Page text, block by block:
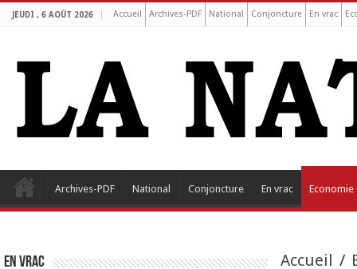
JEUDI , 6 AOÛT 2026 Accueil Archives-PDF National Conjoncture En vrac
Archives-PDF National Conjoncture En vrac Economie
Accueil /
EN VRAC